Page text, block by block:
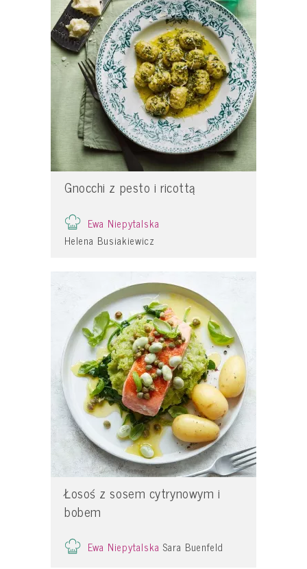
Gnocchi z pesto i ricottą
Ewa Niepytalska
Helena Busiakiewicz
Łosoś z sosem cytrynowym i
bobem
Ewa Niepytalska Sara Buenfeld